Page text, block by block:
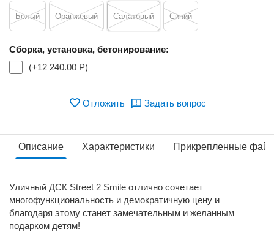
Белый Оранжевый Салатовый Синий
Сборка, установка, бетонирование:
(+12 240.00 Р)
Отложить Задать вопрос
Описание Характеристики Прикрепленные
Уличный ДСК Street 2 Smile отлично сочетает
многофункциональность и демократичную цену и
благодаря этому станет замечательным и желанным
подарком детям!